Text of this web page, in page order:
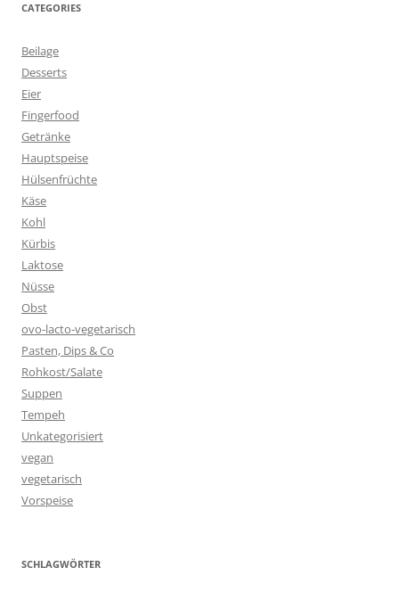
CATEGORIES
Beilage
Desserts
Eier
Fingerfood
Getränke
Hauptspeise
Hülsenfrüchte
Käse
Kohl
Kürbis
Laktose
Nüsse
Obst
ovo-lacto-vegetarisch
Pasten, Dips & Co
Rohkost/Salate
Suppen
Tempeh
Unkategorisiert
vegan
vegetarisch
Vorspeise
SCHLAGWÖRTER